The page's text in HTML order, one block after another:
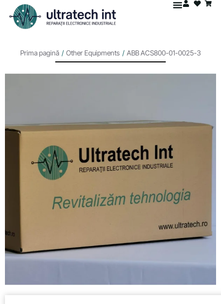
Prima pagină / Other Equipments / ABB ACS800-01-0025-3